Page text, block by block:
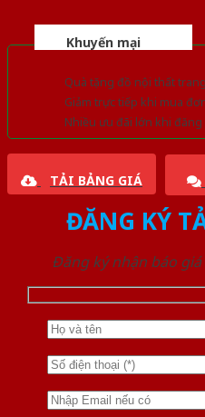
Khuyến mại
Quà tặng đồ nội thất
Giảm trực tiếp khi mua
Nhiều ưu đãi lớn khi
TẢI BẢNG GIÁ
ĐĂNG KÝ
Đăng ký nhận báo